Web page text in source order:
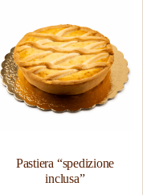
Pastiera “spedizione
inclusa”